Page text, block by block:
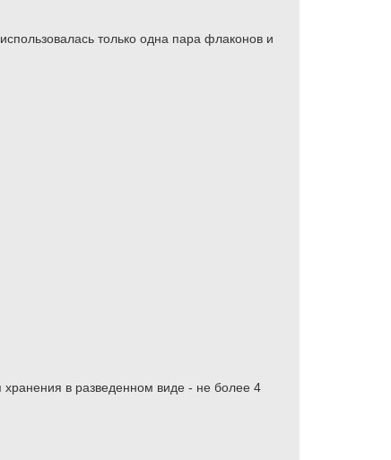
только одна пара флаконов и
в разведенном виде - не более 4